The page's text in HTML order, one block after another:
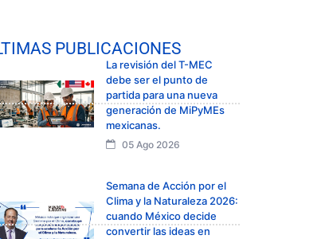
PUBLICACIONES
La revisión del T-MEC
debe ser el punto de
partida para una nueva
generación de MiPyMEs
mexicanas.
05 Ago 2026
Semana de Acción por el
Clima y la Naturaleza 2026:
cuando México decide
convertir las ideas en